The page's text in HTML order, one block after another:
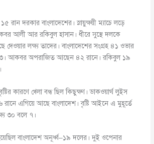
দরকার বাংলাদেশের। স্নায়ুক্ষয়ী ম্যাচে লড়ে
আলী আর রকিবুল হাসান। ধীরে সুস্থে দলকে
দেওয়ার লক্ষ্য তাদের। বাংলাদেশের সংগ্রহ ৪১ ওভার
আকবর অপরাজিত আছেন ৪২ রানে। রকিবুল ১৯
কারণে খেলা বন্ধ ছিল কিছুক্ষণ। ডাকওয়ার্থ লুইস
রানে এগিয়ে আছে বাংলাদেশ। বৃষ্টি আইনে এ মুহূর্তে
৩০ বলে ৭।
বাংলাদেশ অনূর্ধ্ব–১৯ দলের। দুই ওপেনার